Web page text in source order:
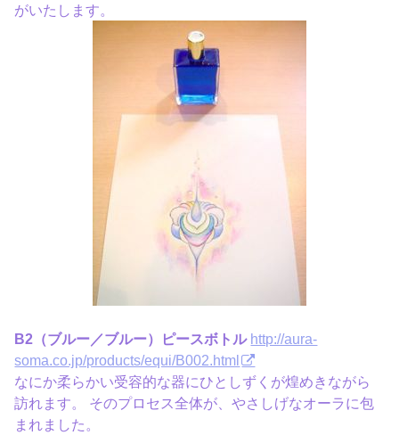
がいたします。
B2（ブルー／ブルー）ピースボトル http://aura-
soma.co.jp/products/equi/B002.html
なにか柔らかい受容的な器にひとしずくが煌めきながら
訪れます。 そのプロセス全体が、やさしげなオーラに包
まれました。